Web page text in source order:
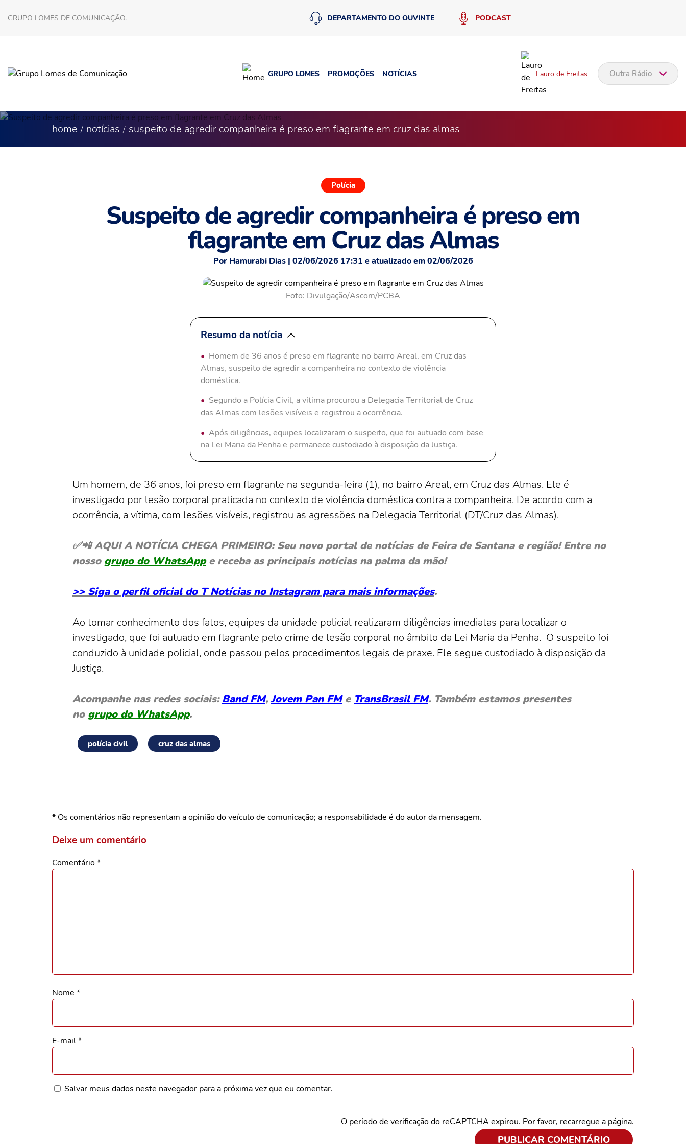
GRUPO LOMES DE COMUNICAÇÃO. DEPARTAMENTO DO OUVINTE PODCAST
GRUPO LOMES PROMOÇÕES NOTÍCIAS Lauro de Freitas Outra Rádio
home notícias suspeito de agredir companheira é preso em flagrante em cruz das almas
Polícia
Suspeito de agredir companheira é preso em
flagrante em Cruz das Almas
Por Hamurabi Dias | 02/06/2026 17:31 e atualizado em 02/06/2026
Foto: Divulgação/Ascom/PCBA
Resumo da notícia
Homem de 36 anos é preso em flagrante no bairro Areal, em Cruz das
Almas, suspeito de agredir a companheira no contexto de violência
doméstica.
Segundo a Polícia Civil, a vítima procurou a Delegacia Territorial de Cruz
das Almas com lesões visíveis e registrou a ocorrência.
Após diligências, equipes localizaram o suspeito, que foi autuado com base
na Lei Maria da Penha e permanece custodiado à disposição da Justiça.
Um homem, de 36 anos, foi preso em flagrante na segunda-feira (1), no bairro Areal, em Cruz das Almas. Ele é
investigado por lesão corporal praticada no contexto de violência doméstica contra a companheira. De acordo com a
ocorrência, a vítima, com lesões visíveis, registrou as agressões na Delegacia Territorial (DT/Cruz das Almas).
✅📲 AQUI A NOTÍCIA CHEGA PRIMEIRO: Seu novo portal de notícias de Feira de Santana e região! Entre no
nosso grupo do WhatsAppe receba as principais notícias na palma da mão!
>> Siga o perfil oficial do T Notícias no Instagram para mais informações.
Ao tomar conhecimento dos fatos, equipes da unidade policial realizaram diligências imediatas para localizar o
investigado, que foi autuado em flagrante pelo crime de lesão corporal no âmbito da Lei Maria da Penha. O suspeito foi
conduzido à unidade policial, onde passou pelos procedimentos legais de praxe. Ele segue custodiado à disposição da
Justiça.
Acompanhe nas redes sociais:Band FM, Jovem Pan FMe TransBrasil FM. Também estamos presentes
no grupo do WhatsApp.
polícia civil cruz das almas
* Os comentários não representam a opinião do veículo de comunicação; a responsabilidade é do autor da mensagem.
Deixe um comentário
Comentário*
Nome *
E-mail*
Salvar meus dados neste navegador para a próxima vez que eu comentar.
O período de verificação do reCAPTCHA expirou. Por favor, recarregue a página.